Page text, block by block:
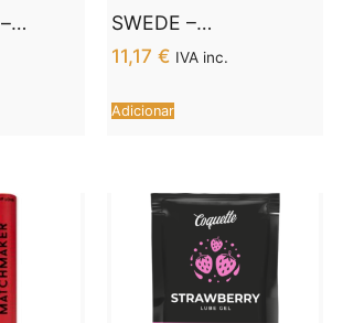
DE
SWEDE –
LUBRIFICANTE
ORIGINAL MULHER
SENSÍVEL 60 ML
11,17 € IVA inc.
Adicionar